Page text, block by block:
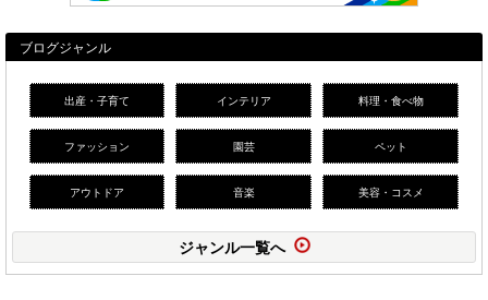
ブログジャンル
出産・子育て インテリア 料理・食べ物
ファッション 園芸 ペット
アウトドア 音楽 美容・コスメ
ジャンル一覧へ